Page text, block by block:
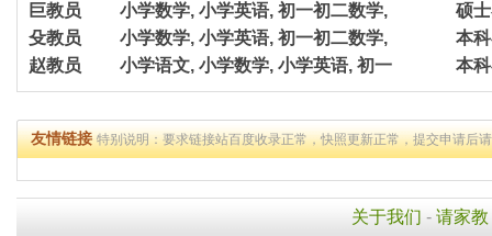
巨教员
小学数学, 小学英语, 初一初二数学,
硕
殳教员
小学数学, 小学英语, 初一初二数学,
本
赵教员
小学语文, 小学数学, 小学英语, 初一 本
友情链接特别说明：要求链接站百度收录正常，快照更新正常，提交申请后
关于我们 - 请家教